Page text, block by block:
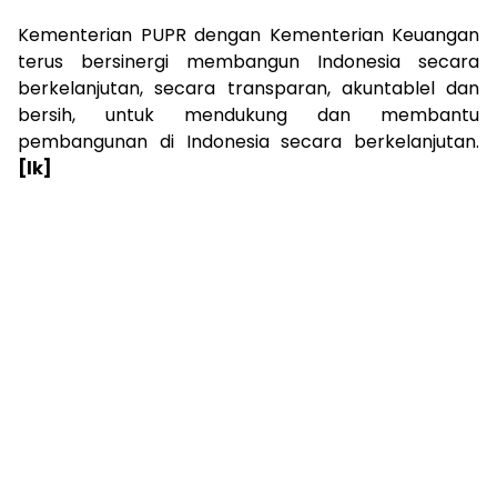
Kementerian PUPR dengan Kementerian Keuangan
terus bersinergi membangun Indonesia secara
berkelanjutan, secara transparan, akuntablel dan
bersih, untuk mendukung dan membantu
pembangunan di Indonesia secara berkelanjutan.
[lk]